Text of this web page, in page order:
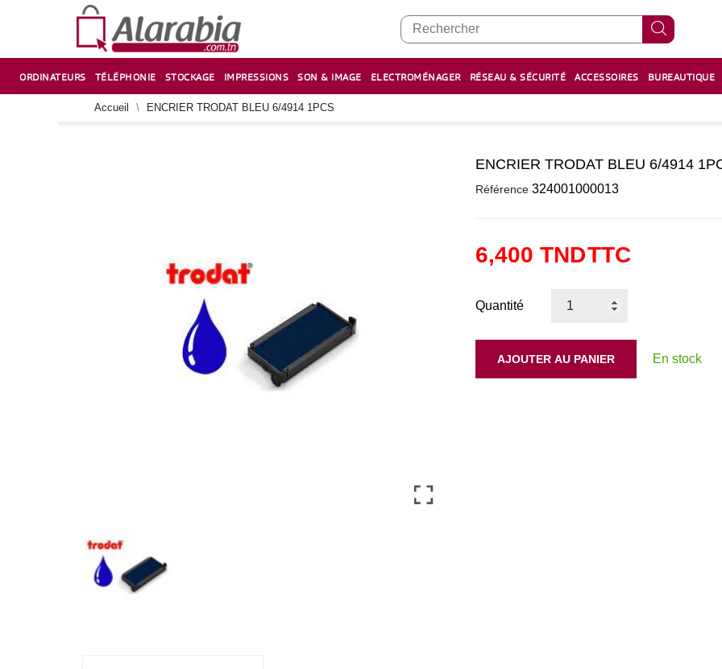
ORDINATEURS TÉLÉPHONIE STOCKAGE IMPRESSIONS SON & IMAGE ELECTROMÉNAGER RÉSEAU & SÉCURITÉ ACCESSOIRES BUREAUTIQUE
Accueil ENCRIER TRODAT BLEU 6/4914 1PCS
ENCRIER TRODAT BLEU 6/4914
Référence 324001000013
6,400 TNDTTC
Quantité
AJOUTER AU PANIER En stock